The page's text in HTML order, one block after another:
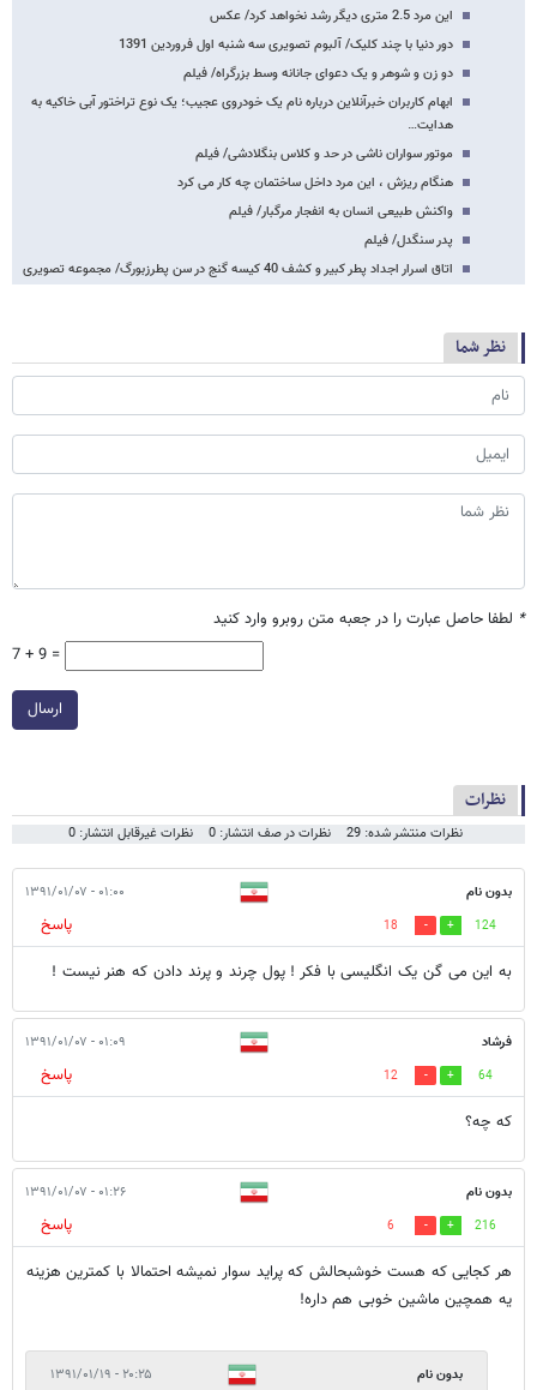
این مرد 2.5 متری دیگر رشد نخواهد کرد/ عکس
دور دنیا با چند کلیک/ آلبوم تصویری سه شنبه اول فروردین 1391
دو زن و شوهر و یک دعوای جانانه وسط بزرگراه/ فیلم
ابهام کاربران خبرآنلاین درباره نام یک خودروی عجیب؛ یک نوع تراختور آبی خاکیه به
هدایت…
موتور سواران ناشی در حد و کلاس بنگلادشی/ فیلم
هنگام ریزش ، این مرد داخل ساختمان چه کار می کرد
واکنش طبیعی انسان به انفجار مرگبار/ فیلم
پدر سنگدل/ فیلم
اتاق اسرار اجداد پطر کبیر و کشف 40 کیسه گنج در سن پطرزبورگ/ مجموعه تصویری
نظر شما
* لطفا حاصل عبارت را در جعبه متن روبرو وارد کنید
7 + 9 =
ارسال
نظرات
نظرات منتشر شده: 29 نظرات در صف انتشار: 0 نظرات غیرقابل انتشار: 0
بدون نام ۰۱:۰۰ - ۱۳۹۱/۰۱/۰۷
124
18
پاسخ
به این می گن یک انگلیسی با فکر ! پول چرند و پرند دادن که هنر نیست !
فرشاد ۰۱:۰۹ - ۱۳۹۱/۰۱/۰۷
64
12
پاسخ
که چه؟
بدون نام ۰۱:۲۶ - ۱۳۹۱/۰۱/۰۷
216
6
پاسخ
هر کجایی که هست خوشبحالش که پراید سوار نمیشه احتمالا با کمترین هزینه
یه همچین ماشین خوبی هم داره!
بدون نام ۲۰:۲۵ - ۱۳۹۱/۰۱/۱۹